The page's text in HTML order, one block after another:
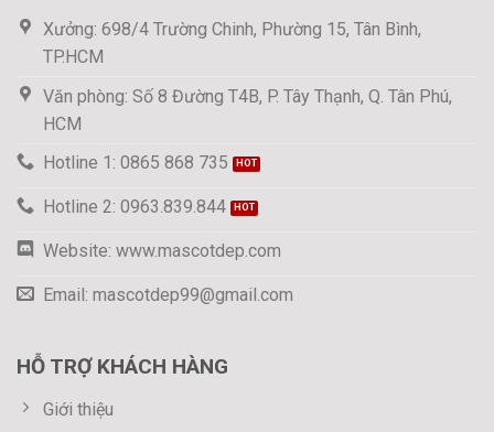
Xưởng: 698/4 Trường Chinh, Phường 15, Tân Bình,
TP.HCM
Văn phòng: Số 8 Đường T4B, P. Tây Thạnh, Q. Tân Phú,
HCM
Hotline 1: 0865 868 735
Hotline 2: 0963.839.844
Website: www.mascotdep.com
Email: mascotdep99@gmail.com
HỖ TRỢ KHÁCH HÀNG
Giới thiệu